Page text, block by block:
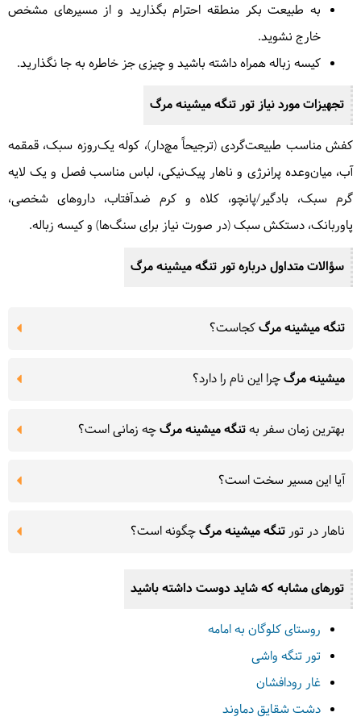
به طبیعت بکر منطقه احترام بگذارید و از مسیرهای مشخص
خارج نشوید.
کیسه زباله همراه داشته باشید و چیزی جز خاطره به جا نگذارید.
تجهیزات مورد نیاز تورتنگه میشینه مرگ
کفش مناسب طبیعت‌گردی (ترجیحاً مچ‌دار)، کوله یک‌روزه سبک، قمقمه
آب، میان‌وعده پرانرژی و ناهار پیک‌نیکی، لباس مناسب فصل و یک لایه
گرم سبک، بادگیر/پانچو، کلاه و کرم ضدآفتاب، داروهای شخصی،
پاوربانک، دستکش سبک (در صورت نیاز برای سنگ‌ها) و کیسه زباله.
سؤالات متداول درباره تورتنگه میشینه مرگ
تنگه میشینه مرگکجاست؟
میشینه مرگچرا این نام را دارد؟
بهترین زمان سفر بهتنگه میشینه مرگچه زمانی است؟
آیا این مسیر سخت است؟
ناهار در تورتنگه میشینه مرگچگونه است؟
تورهای مشابه که شاید دوست داشته باشید
روستای کلوگان به امامه
تور تنگه واشی
غار رودافشان
دشت شقایق دماوند